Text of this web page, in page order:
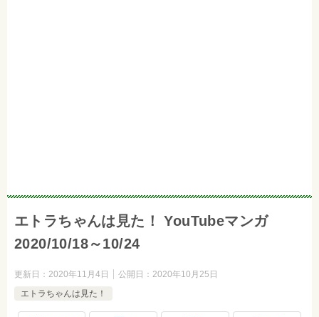
エトラちゃんは見た！ YouTubeマンガ
2020/10/18～10/24
更新日： 2020年11月4日 公開日： 2020年10月25日
エトラちゃんは見た！